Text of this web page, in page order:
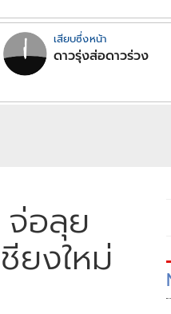
เสียบซึ่งหน้า
ดาวรุ่งส่อดาวร่วง
อลุย
ยงใหม่